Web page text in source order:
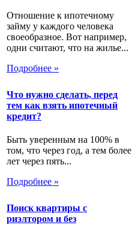
Отношение к ипотечному
займу у каждого человека
своеобразное. Вот например,
одни считают, что на жилье...
Подробнее »
Что нужно сделать, перед
тем как взять ипотечный
кредит?
Быть уверенным на 100% в
том, что через год, а тем более
лет через пять...
Подробнее »
Поиск квартиры с
риэлтором и без